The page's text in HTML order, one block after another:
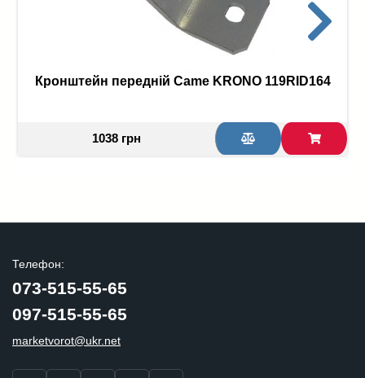
Кронштейн передній Came KRONO 119RID164
1038 грн
Телефон:
073-515-55-65
097-515-55-65
marketvorot@ukr.net